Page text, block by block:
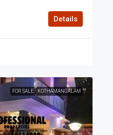
Details
FOR SALE KOTHAMANGALAM